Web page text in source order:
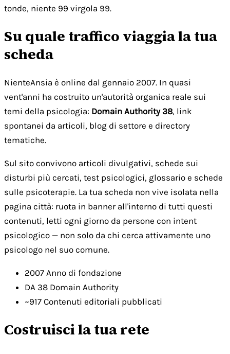
tonde, niente 99 virgola 99.
Su quale traffico viaggia la tua
scheda
NienteAnsia è online dal gennaio 2007. In quasi
vent'anni ha costruito un'autorità organica reale sui
temi della psicologia: Domain Authority 38, link
spontanei da articoli, blog di settore e directory
tematiche.
Sul sito convivono articoli divulgativi, schede sui
disturbi più cercati, test psicologici, glossario e schede
sulle psicoterapie. La tua scheda non vive isolata nella
pagina città: ruota in banner all'interno di tutti questi
contenuti, letti ogni giorno da persone con intent
psicologico — non solo da chi cerca attivamente uno
psicologo nel suo comune.
2007 Anno di fondazione
DA 38 Domain Authority
~917 Contenuti editoriali pubblicati
Costruisci la tua rete